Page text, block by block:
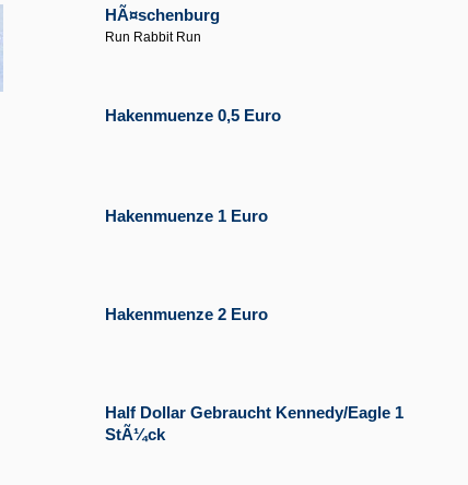
HÃ¤schenburg
Run Rabbit Run
Hakenmuenze 0,5 Euro
Hakenmuenze 1 Euro
Hakenmuenze 2 Euro
Half Dollar Gebraucht Kennedy/Eagle 1
StÃ¼ck